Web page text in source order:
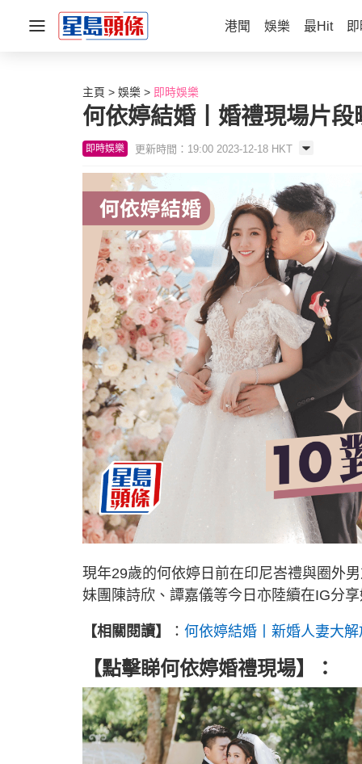
港聞 娛樂 最Hit
主頁 娛樂 即時娛樂
何依婷結婚丨婚禮現場片
即時娛樂 更新時間：19:00 2023-12-18 HKT
現年29歲的何依婷日前在印尼峇禮與圈外
妹團陳詩欣、譚嘉儀等今日亦陸續在IG分
【相關閱讀】 ： 何依婷結婚丨新婚人妻大
【點擊睇何依婷婚禮現場】：